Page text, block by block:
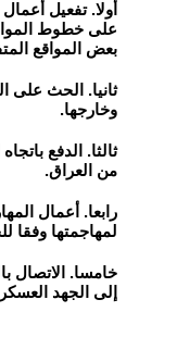
أولا. تفعيل
على خطوط
بعض المواقع
ثانيا. الحث على
وخارجها.
ثالثا. الدفع
من العراق.
رابعا. أعمال
لمهاجمتها وفقا
خامسا. الاتصال
إلى الجهد